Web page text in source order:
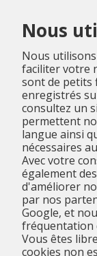
Nous
Nous
faciliter votre
sont de petits
enregistrés
consultez un
permettent
langue ainsi
nécessaires
Avec votre
également
d'améliorer
par nos
Google, et
fréquentation
Vous êtes
cookies non